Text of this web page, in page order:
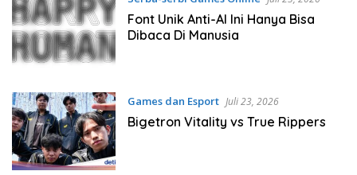
Font Unik Anti-AI Ini Hanya Bisa
Dibaca Di Manusia
Games dan Esport Juli 23, 2026
Bigetron Vitality vs True Rippers